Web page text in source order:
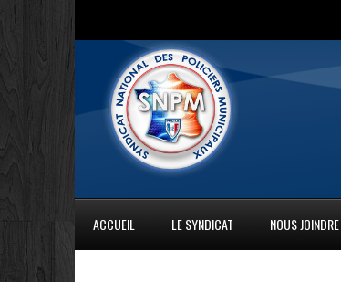
ACCUEIL LE SYNDICAT NOUS JOINDRE